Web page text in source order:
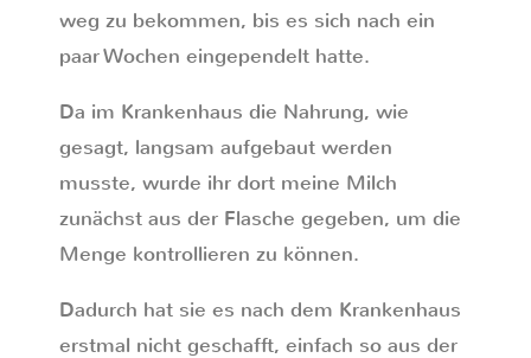
weg zu bekommen, bis es sich nach ein
paar Wochen eingependelt hatte.
Da im Krankenhaus die Nahrung, wie
gesagt, langsam aufgebaut werden
musste, wurde ihr dort meine Milch
zunächst aus der Flasche gegeben, um die
Menge kontrollieren zu können.
Dadurch hat sie es nach dem Krankenhaus
erstmal nicht geschafft, einfach so aus der